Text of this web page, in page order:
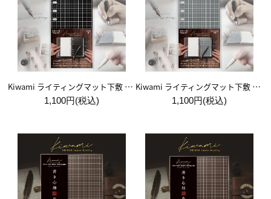
Kiwami ライティングマット下敷 システム手帳バイブルサイズ【黒】
1,100円(税込)
Kiwami ライティングマット下敷 システム手帳バイブルサイズ【月影】
1,100円(税込)